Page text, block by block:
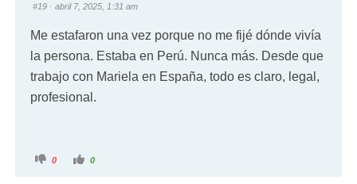
#19 · abril 7, 2025, 1:31 am
Me estafaron una vez porque no me fijé dónde vivía
la persona. Estaba en Perú. Nunca más. Desde que
trabajo con Mariela en España, todo es claro, legal,
profesional.
0 0